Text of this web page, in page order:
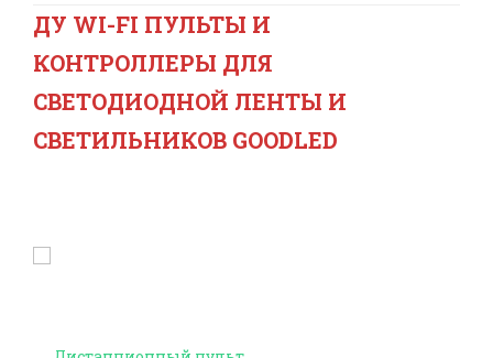
ДУ WI-FI ПУЛЬТЫ И
КОНТРОЛЛЕРЫ ДЛЯ
СВЕТОДИОДНОЙ ЛЕНТЫ И
СВЕТИЛЬНИКОВ GOODLED